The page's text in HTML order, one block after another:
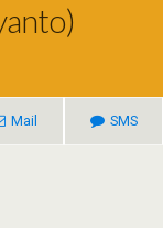
Mail SMS